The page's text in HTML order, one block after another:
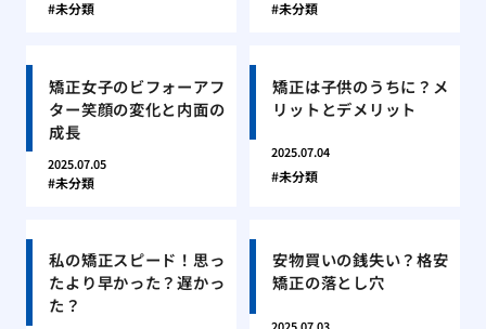
未分類 未分類
矯正女子のビフォーアフ
ター笑顔の変化と内面の
成長
2025.07.05
未分類
矯正は子供のうちに？メ
リットとデメリット
2025.07.04
未分類
私の矯正スピード！思っ
たより早かった？遅かっ
た？
安物買いの銭失い？格安
矯正の落とし穴